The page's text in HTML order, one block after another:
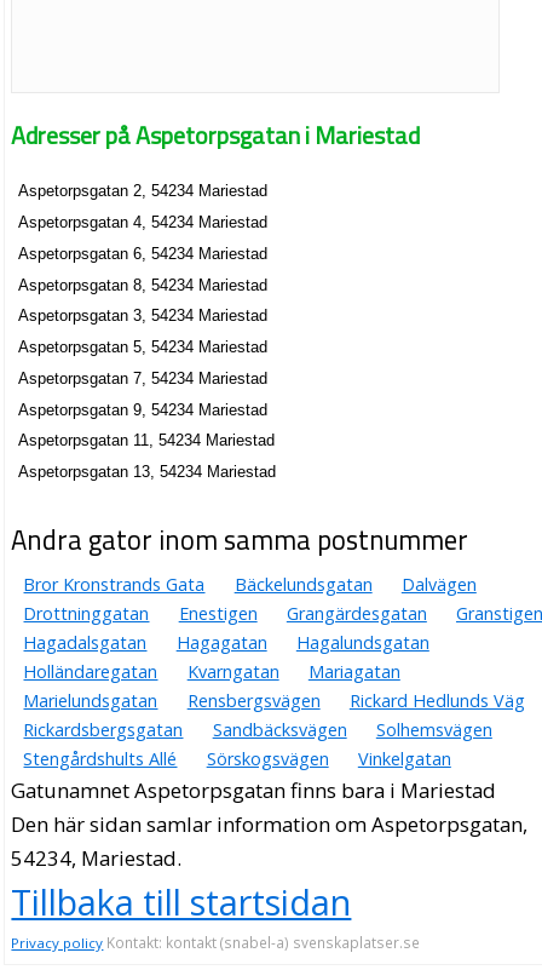
Adresser på Aspetorpsgatan i Mariestad
Aspetorpsgatan 2, 54234 Mariestad
Aspetorpsgatan 4, 54234 Mariestad
Aspetorpsgatan 6, 54234 Mariestad
Aspetorpsgatan 8, 54234 Mariestad
Aspetorpsgatan 3, 54234 Mariestad
Aspetorpsgatan 5, 54234 Mariestad
Aspetorpsgatan 7, 54234 Mariestad
Aspetorpsgatan 9, 54234 Mariestad
Aspetorpsgatan 11, 54234 Mariestad
Aspetorpsgatan 13, 54234 Mariestad
Andra gator inom samma postnummer
Bror Kronstrands Gata Bäckelundsgatan
Dalvägen
Drottninggatan
Enestigen Grangärdesgatan
Granstigen
Hagadalsgatan
Hagagatan
Hagalundsgatan
Holländaregatan
Kvarngatan
Mariagatan
Marielundsgatan
Rensbergsvägen
Rickard Hedlunds Väg
Rickardsbergsgatan
Sandbäcksvägen
Solhemsvägen
Stengårdshults Allé
Sörskogsvägen Vinkelgatan
Gatunamnet Aspetorpsgatan finns bara i Mariestad
Den här sidan samlar information om Aspetorpsgatan,
54234, Mariestad.
Tillbaka till startsidan
Privacy policy Kontakt: kontakt (snabel-a) svenskaplatser.se